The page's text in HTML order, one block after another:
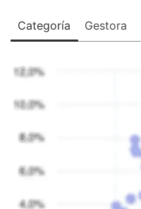
Categoría Gestora